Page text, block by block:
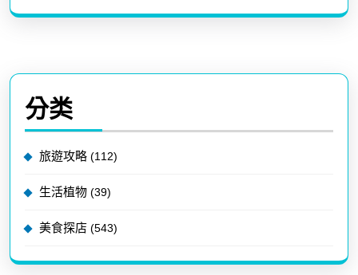
分类
旅遊攻略 (112)
生活植物 (39)
美食探店 (543)